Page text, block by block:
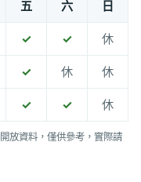
五 六 日
✓ ✓ 休
✓ 休 休
✓ ✓ 休
放資料，僅供參考，實際請